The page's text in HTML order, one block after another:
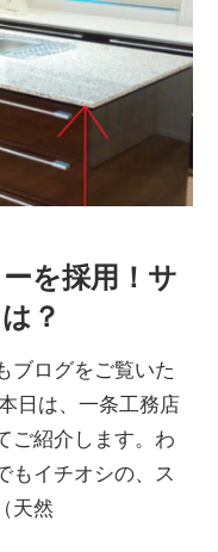
を採用！サ
？
ブログをご覧いた
日は、一条工務店
ご紹介します。わ
もイチオシの、ス
天然